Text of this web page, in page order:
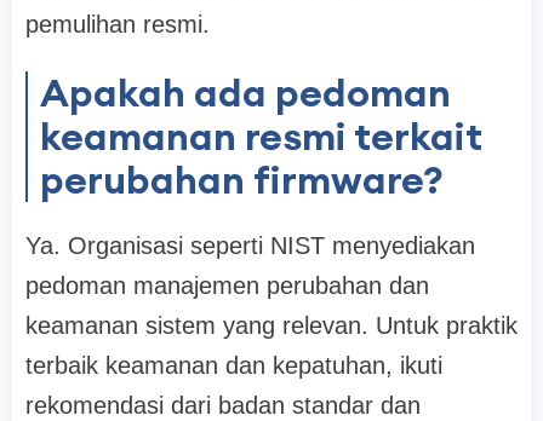
pemulihan resmi.
Apakah ada pedoman
keamanan resmi terkait
perubahan firmware?
Ya. Organisasi seperti NIST menyediakan
pedoman manajemen perubahan dan
keamanan sistem yang relevan. Untuk praktik
terbaik keamanan dan kepatuhan, ikuti
rekomendasi dari badan standar dan